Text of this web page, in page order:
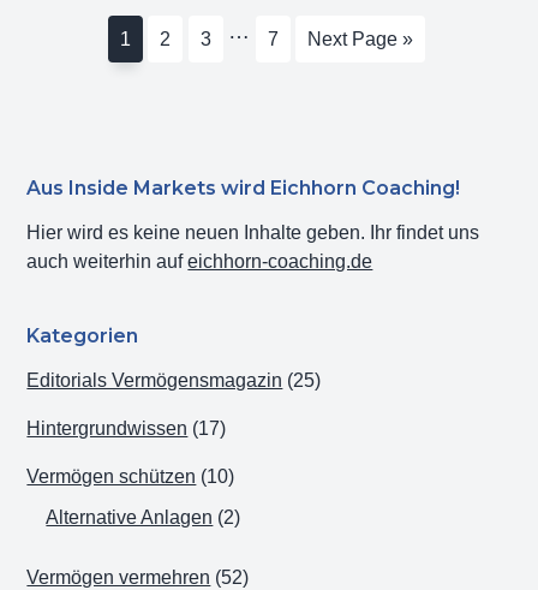
findet
Growth-
Seite
1 Seite
2 Seite
3
Interim
… Seite
7
Go
Next Page »
Haupt-
Sidebar
Aus Inside Markets wird Eichhorn Coaching!
Hier wird es keine neuen Inhalte geben. Ihr findet uns
auch weiterhin aufeichhorn-coaching.de
Kategorien
Editorials Vermögensmagazin (25)
Hintergrundwissen (17)
Vermögen schützen (10)
Alternative Anlagen (2)
Vermögen vermehren (52)